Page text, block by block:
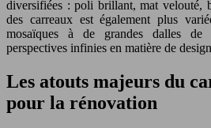
diversifiées : poli brillant, mat velouté,
des carreaux est également plus
mosaïques à de grandes dalles de
perspectives infinies en matière de
Les atouts majeurs du
pour la rénovation